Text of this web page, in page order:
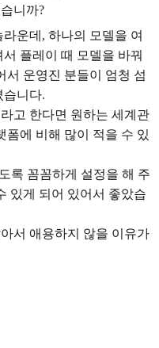
니까?
운데, 하나의 모델을 여
플레이 때 모델을 바꿔
서 운영진 분들이 엄청 섬
습니다.
고 한다면 원하는 세계관
폼에 비해 많이 적을 수 있
록 꼼꼼하게 설정을 해 주
있게 되어 있어서 좋았습
서 애용하지 않을 이유가